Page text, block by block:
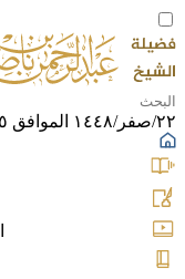
٢٢/صفر/١٤٤٨ الموافق ٥/أغسطس/٢٠٢٦